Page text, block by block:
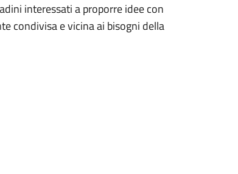
interessati a proporre idee con
condivisa e vicina ai bisogni della